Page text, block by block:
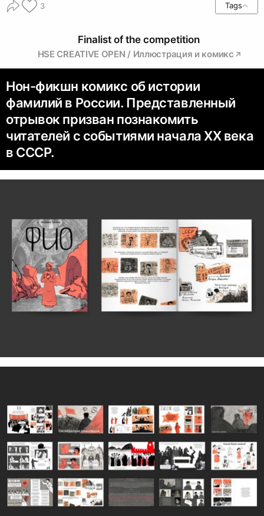
3 Tags
Finalist of the competition
HSE CREATIVE OPEN / Иллюстрация и комикс
Нон-фикшн комикс об истории
фамилий в России. Представленный
отрывок призван познакомить
читателей с событиями начала XX века
в СССР.